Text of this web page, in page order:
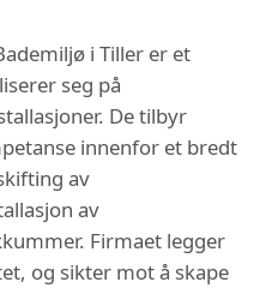
i Tiller er et
seg på
De tilbyr
innenfor et bredt
av
av
Firmaet legger
og sikter mot å skape